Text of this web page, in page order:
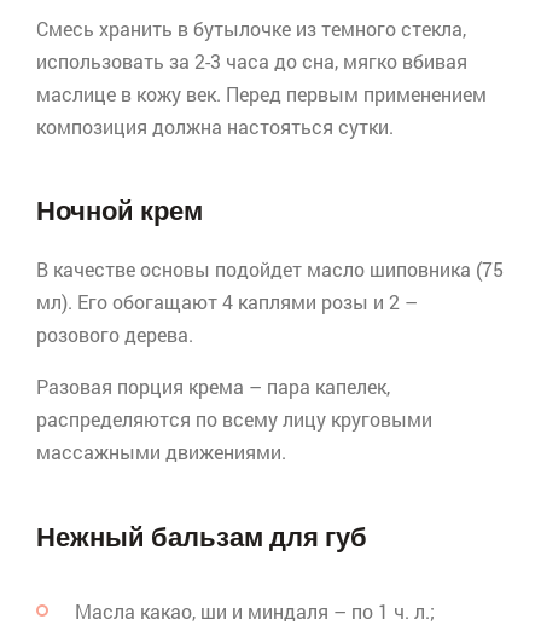
Смесь хранить в бутылочке из темного стекла,
использовать за 2-3 часа до сна, мягко вбивая
маслице в кожу век. Перед первым применением
композиция должна настояться сутки.
Ночной крем
В качестве основы подойдет масло шиповника (75
мл). Его обогащают 4 каплями розы и 2 –
розового дерева.
Разовая порция крема – пара капелек,
распределяются по всему лицу круговыми
массажными движениями.
Нежный бальзам для губ
Масла какао, ши и миндаля – по 1 ч. л.;